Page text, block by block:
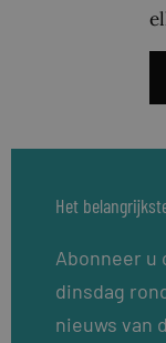
Het
Abonneer u
dinsdag
nieuws van